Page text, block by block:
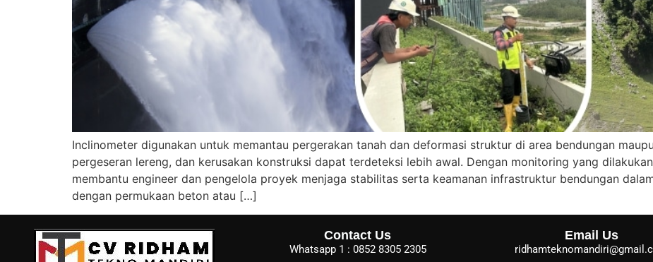
Inclinometer digunakan untuk memantau pergerakan tanah dan deformasi struktur di area bendungan
pergeseran lereng, dan kerusakan konstruksi dapat terdeteksi lebih awal. Dengan monitoring yang
membantu engineer dan pengelola proyek menjaga stabilitas serta keamanan infrastruktur bendungan
dengan permukaan beton atau […]
Contact Us
Whatsapp 1 : 0852 8305 2305
Email Us